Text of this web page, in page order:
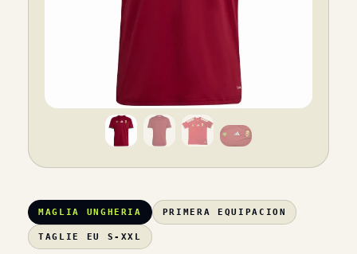
MAGLIA UNGHERIA PRIMERA EQUIPACION
TAGLIE EU S-XXL